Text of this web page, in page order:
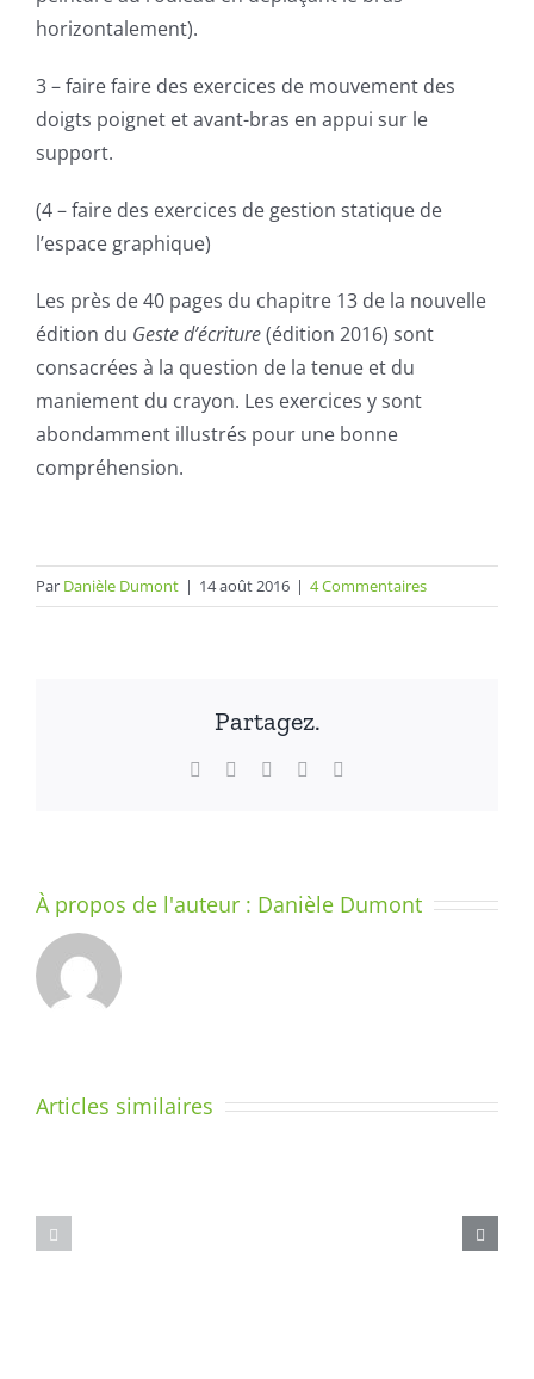
horizontalement).
3 – faire faire des exercices de mouvement des
doigts poignet et avant-bras en appui sur le
support.
(4 – faire des exercices de gestion statique de
l’espace graphique)
Les près de 40 pages du chapitre 13 de la nouvelle
édition du Geste d’écriture(édition 2016) sont
consacrées à la question de la tenue et du
maniement du crayon. Les exercices y sont
abondamment illustrés pour une bonne
compréhension.
Par Danièle Dumont | 14 août 2016 | 4 Commentaires
Partagez.
Facebook LinkedInWhatsApp
À propos de l'auteur : Danièle Dumont
Articles similaires
DIX